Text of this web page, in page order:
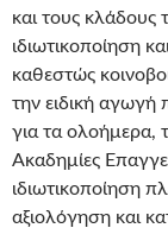
και τους κλάδους
ιδιωτικοποίηση
καθεστώς
την ειδική αγωγή
για τα ολοήμερα,
Ακαδημίες
ιδιωτικοποίηση
αξιολόγηση και